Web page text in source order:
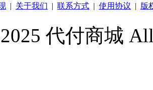
| 关于我们 | 联系方式 | 使用协议 | 版
代付商城